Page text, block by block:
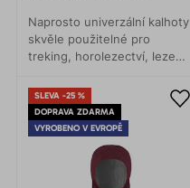
Naprosto univerzální kalhoty
skvěle použitelné pro
treking, horolezectví, lezení
přesný střih umožňuje
naprosto volný pohyb.
SLEVA -25 %
DOPRAVA ZDARMA
VYROBENO V EVROPĚ